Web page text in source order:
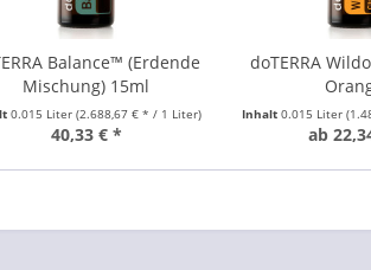
Balance™ (Erdende
Mischung) 15ml
0.015 Liter (2.688,67 € * / 1 Liter)
40,33 € *
doTERRA
Inhalt 0.015 Liter
ab